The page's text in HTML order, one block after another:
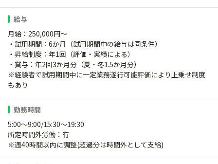
給与
月給：250,000円〜
・試用期間：6か月（試用期間中の給与は同条件）
・昇給制度：年1回（評価・実績による）
・賞与：年2回3か月分（夏・冬1.5か月分）
※経験者で試用期間中に一定業務遂行可能評価により上乗せ制度
もあり
勤務時間
5:00～9:00/15:30～19:30
所定時間外労働：有
※週40時間以内に調整(超過分は時間外として支給)